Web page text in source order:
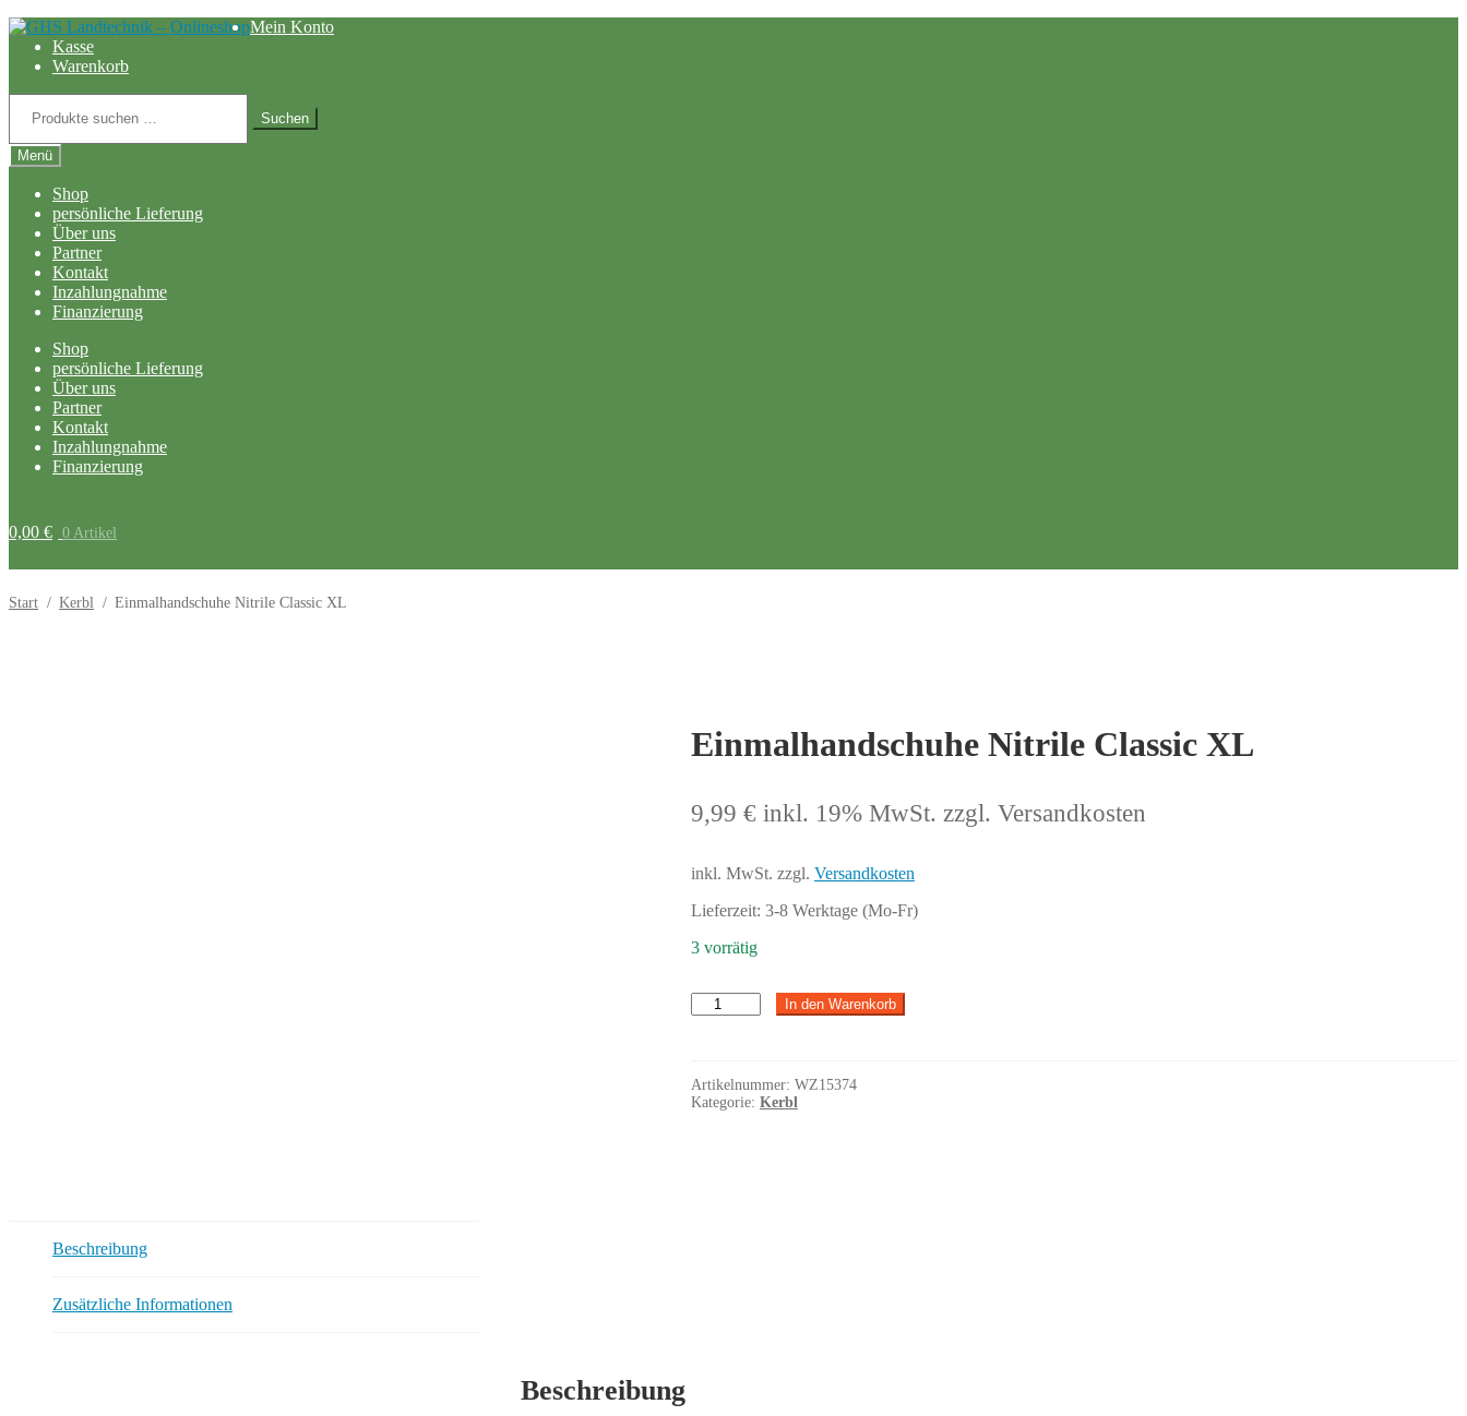
Zur
Navigation
springen
Zum
Inhalt
springen
Mein Konto
Kasse
Warenkorb
nach:
Suchen
Menü
Shop
persönliche Lieferung
Über uns
Partner
Kontakt
Inzahlungnahme
Finanzierung
Shop
persönliche Lieferung
Über uns
Partner
Kontakt
Inzahlungnahme
Finanzierung
0,00 € 0 Artikel
Start / Kerbl / Einmalhandschuhe Nitrile Classic XL
Einmalhandschuhe Nitrile Classic XL
9,99 € inkl. 19% MwSt. zzgl. Versandkosten
inkl. MwSt. zzgl. Versandkosten
Lieferzeit: 3-8 Werktage (Mo-Fr)
3 vorrätig
Einmalhandschuhe
Nitrile
Menge
In den Warenkorb
Artikelnummer: WZ15374
Kategorie: Kerbl
Beschreibung
Zusätzliche Informationen
Beschreibung